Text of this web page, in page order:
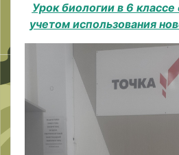
Урок биологии в 6
учетом использования